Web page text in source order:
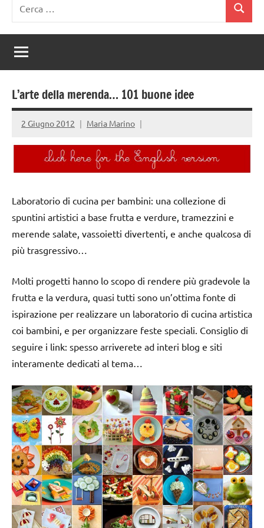
per:
Cerca
L’arte della merenda… 101 buone idee
2 Giugno 2012 Maria Marino
Laboratorio di cucina per bambini: una collezione di
spuntini artistici a base frutta e verdure, tramezzini e
merende salate, vassoietti divertenti, e anche qualcosa di
più trasgressivo…
Molti progetti hanno lo scopo di rendere più gradevole la
frutta e la verdura, quasi tutti sono un’ottima fonte di
ispirazione per realizzare un laboratorio di cucina artistica
coi bambini, e per organizzare feste speciali. Consiglio di
seguire i link: spesso arriverete ad interi blog e siti
interamente dedicati al tema…